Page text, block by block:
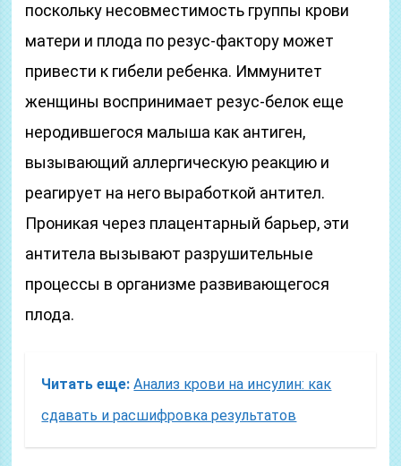
поскольку несовместимость группы крови
матери и плода по резус-фактору может
привести к гибели ребенка. Иммунитет
женщины воспринимает резус-белок еще
неродившегося малыша как антиген,
вызывающий аллергическую реакцию и
реагирует на него выработкой антител.
Проникая через плацентарный барьер, эти
антитела вызывают разрушительные
процессы в организме развивающегося
плода.
Читать еще: Анализ крови на инсулин: как
сдавать и расшифровка результатов